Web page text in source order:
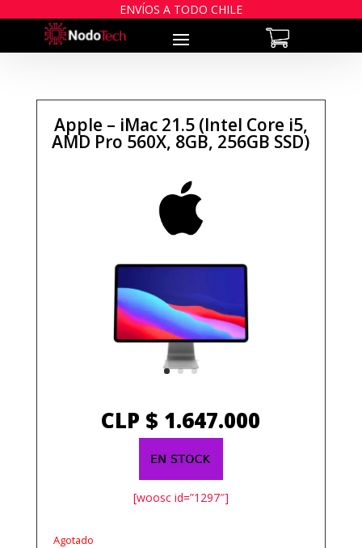
ENVÍOS A TODO CHILE
Apple – iMac 21.5 (Intel Core i5,
AMD Pro 560X, 8GB, 256GB SSD)
CLP $ 1.647.000
[woosc id=”1297″]
Agotado